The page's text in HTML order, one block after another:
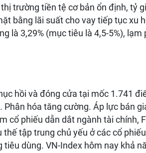
trường tiền tệ cơ bản ổn định, tỷ
bằng lãi suất cho vay tiếp tục xu
là 3,29% (mục tiêu là 4,5-5%), lạm
hồi và đóng cửa tại mốc 1.741
hóa tăng cường. Áp lực bán
cổ phiếu dẫn dắt ngành tài chính,
tập trung chủ yếu ở các cổ
tiêu dùng. VN-Index hôm nay khả